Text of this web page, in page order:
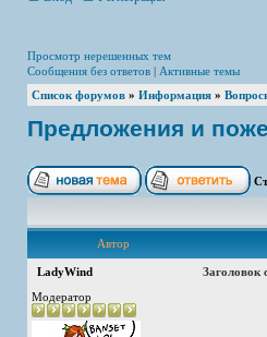
Просмотр нерешенных тем
Сообщения без ответов | Активные темы
Список форумов » Информация »
Предложения и
Автор
LadyWind Заголовок
Модератор